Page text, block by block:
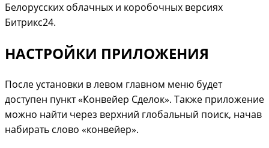
Белорусских облачных и коробочных версиях
Битрикс24.
НАСТРОЙКИ ПРИЛОЖЕНИЯ
После установки в левом главном меню будет
доступен пункт «Конвейер Сделок». Также приложение
можно найти через верхний глобальный поиск, начав
набирать слово «конвейер».